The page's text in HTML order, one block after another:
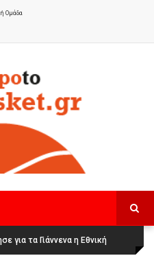
Ομάδα
Καβάλας στην Women
1
για τα Γιάννενα η Εθνική
: